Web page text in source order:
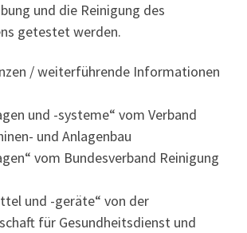
und die Reinigung des
getestet werden.
/ weiterführende Informationen
und -systeme“ vom Verband
und Anlagenbau
vom Bundesverband Reinigung
und -geräte“ von der
für Gesundheitsdienst und